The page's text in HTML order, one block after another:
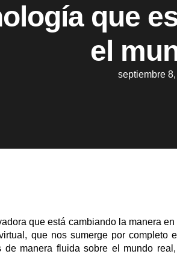
que
el
septiembre
que está cambiando la manera en
que nos sumerge por completo
manera fluida sobre el mundo